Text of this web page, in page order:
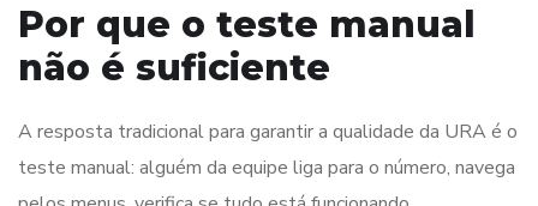
Por que o teste manual
não é suficiente
A resposta tradicional para garantir a qualidade da URA é o
teste manual: alguém da equipe liga para o número, navega